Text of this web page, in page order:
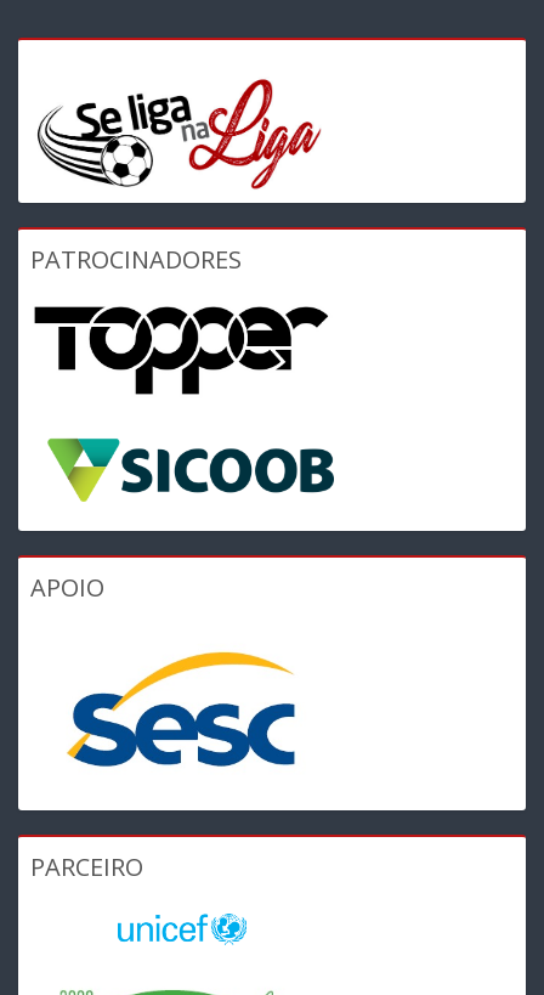
PATROCINADORES
APOIO
PARCEIRO